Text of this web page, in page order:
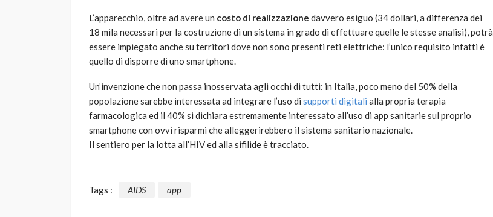
L’apparecchio, oltre ad avere un costo di realizzazione davvero esiguo (34 dollari, a differenza dei
18 mila necessari per la costruzione di un sistema in grado di effettuare quelle le stesse analisi), potrà
essere impiegato anche su territori dove non sono presenti reti elettriche: l’unico requisito infatti è
quello di disporre di uno smartphone.
Un’invenzione che non passa inosservata agli occhi di tutti: in Italia, poco meno del 50% della
popolazione sarebbe interessata ad integrare l’uso di supporti digitali alla propria terapia
farmacologica ed il 40% si dichiara estremamente interessato all’uso di app sanitarie sul proprio
smartphone con ovvi risparmi che alleggerirebbero il sistema sanitario nazionale.
Il sentiero per la lotta all’HIV ed alla sifilide è tracciato.
Tags : AIDS app